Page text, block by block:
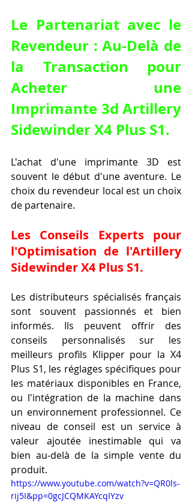
Le Partenariat avec le
Revendeur : Au-Delà de
Acheter une
Imprimante 3d Artillery
Sidewinder X4 Plus S1.
L'achat d'une imprimante 3D est
souvent le début d'une aventure. Le
choix du revendeur local est un choix
de partenaire.
Les Conseils Experts pour
l'Optimisation de l'Artillery
Sidewinder X4 Plus S1.
Les distributeurs spécialisés français
sont souvent passionnés et bien
informés. Ils peuvent offrir des
conseils personnalisés sur les
meilleurs profils Klipper pour la X4
Plus S1, les réglages spécifiques pour
les matériaux disponibles en France,
ou l'intégration de la machine dans
un environnement professionnel. Ce
niveau de conseil est un service à
valeur ajoutée inestimable qui va
bien au-delà de la simple vente du
produit.
https://www.youtube.com/watch?v=QR0ls-
rij5I&pp=0gcJCQMKAYcqIYzv